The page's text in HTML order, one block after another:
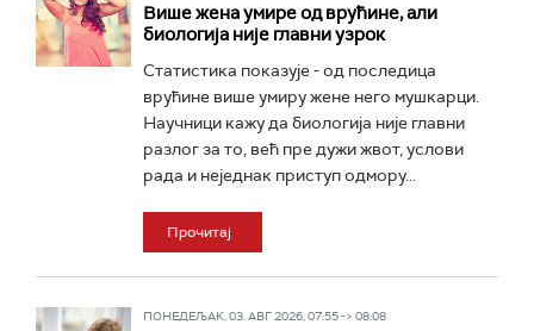
Више жена умире од врућине, али
биологија није главни узрок
Статистика показује - од последица
врућине више умиру жене него мушкарци.
Научници кажу да биологија није главни
разлог за то, већ пре дужи жвот, услови
рада и неједнак приступ одмору...
Прочитај
ПОНЕДЕЉАК, 03. АВГ 2026, 07:55 -> 08:08